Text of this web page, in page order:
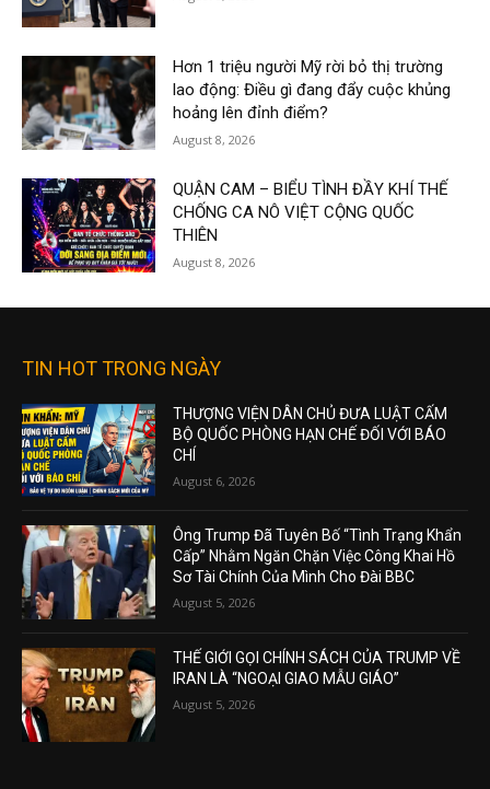
Hơn 1 triệu người Mỹ rời bỏ thị trường
lao động: Điều gì đang đẩy cuộc khủng
hoảng lên đỉnh điểm?
August 8, 2026
QUẬN CAM – BIỂU TÌNH ĐẦY KHÍ THẾ
CHỐNG CA NÔ VIỆT CỘNG QUỐC
THIÊN
August 8, 2026
TIN HOT TRONG NGÀY
THƯỢNG VIỆN DÂN CHỦ ĐƯA LUẬT CẤM
BỘ QUỐC PHÒNG HẠN CHẾ ĐỐI VỚI BÁO
CHÍ
August 6, 2026
Ông Trump Đã Tuyên Bố “Tình Trạng Khẩn
Cấp” Nhằm Ngăn Chặn Việc Công Khai Hồ
Sơ Tài Chính Của Mình Cho Đài BBC
August 5, 2026
THẾ GIỚI GỌI CHÍNH SÁCH CỦA TRUMP VỀ
IRAN LÀ “NGOẠI GIAO MẪU GIÁO”
August 5, 2026